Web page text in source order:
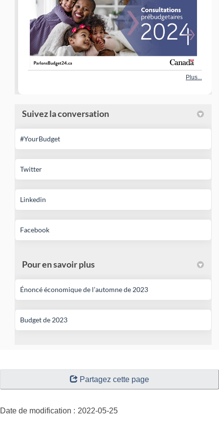
Plus...
Suivez la conversation
#YourBudget(Liens externes)
Twitter(Liens externes)
Linkedin
Facebook(Liens externes)
Pour en savoir plus
Énoncé économique de l’automne de 2023(Liens externes)
Budget de 2023(Liens externes)
"Détails
de
page"
Partagez cette page
Date de modification : 2022-05-25